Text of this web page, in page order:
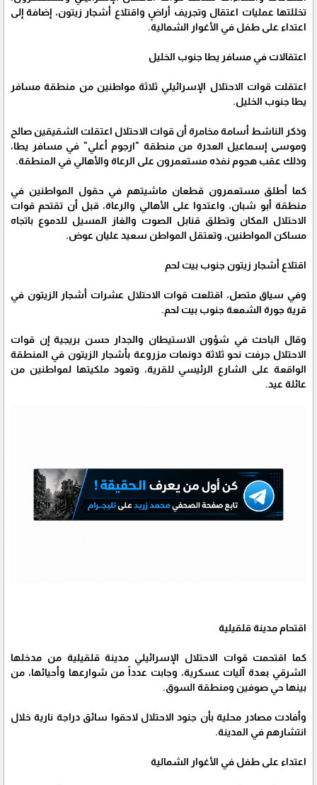
تخللتها عمليات اعتقال وتجريف أراضٍ واقتلاع أشجار زيتون، إضافة إلى
اعتداء على طفل في الأغوار الشمالية.
اعتقالات في مسافر يطا جنوب الخليل
اعتقلت قوات الاحتلال الإسرائيلي ثلاثة مواطنين من منطقة مسافر
يطا جنوب الخليل.
وذكر الناشط أسامة مخامرة أن قوات الاحتلال اعتقلت الشقيقين صالح
وموسى إسماعيل العدرة من منطقة "ارجوم أعلي" في مسافر يطا،
وذلك عقب هجوم نفذه مستعمرون على الرعاة والأهالي في المنطقة.
كما أطلق مستعمرون قطعان ماشيتهم في حقول المواطنين في
منطقة أبو شبان، واعتدوا على الأهالي والرعاة، قبل أن تقتحم قوات
الاحتلال المكان وتطلق قنابل الصوت والغاز المسيل للدموع باتجاه
مساكن المواطنين، وتعتقل المواطن سعيد عليان عوض.
اقتلاع أشجار زيتون جنوب بيت لحم
وفي سياق متصل، اقتلعت قوات الاحتلال عشرات أشجار الزيتون في
قرية جورة الشمعة جنوب بيت لحم.
وقال الباحث في شؤون الاستيطان والجدار حسن بريجية إن قوات
الاحتلال جرفت نحو ثلاثة دونمات مزروعة بأشجار الزيتون في المنطقة
الواقعة على الشارع الرئيسي للقرية، وتعود ملكيتها لمواطنين من
عائلة عيد.
اقتحام مدينة قلقيلية
كما اقتحمت قوات الاحتلال الإسرائيلي مدينة قلقيلية من مدخلها
الشرقي بعدة آليات عسكرية، وجابت عدداً من شوارعها وأحيائها، من
بينها حي صوفين ومنطقة السوق.
وأفادت مصادر محلية بأن جنود الاحتلال لاحقوا سائق دراجة نارية خلال
انتشارهم في المدينة.
اعتداء على طفل في الأغوار الشمالية